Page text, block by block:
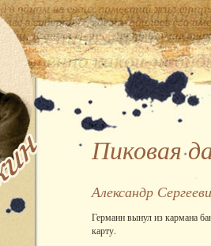
Пиковая
Александр
Германн вынул из кармана
карту.